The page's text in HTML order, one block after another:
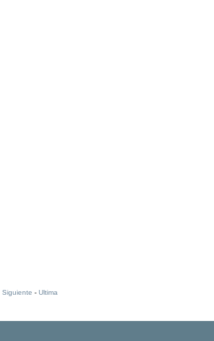
Siguiente - Ultima